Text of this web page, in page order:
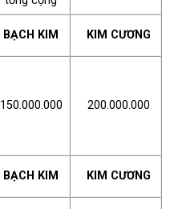
BẠCH KIM KIM CƯƠNG
150.000.000 200.000.000
BẠCH KIM KIM CƯƠNG